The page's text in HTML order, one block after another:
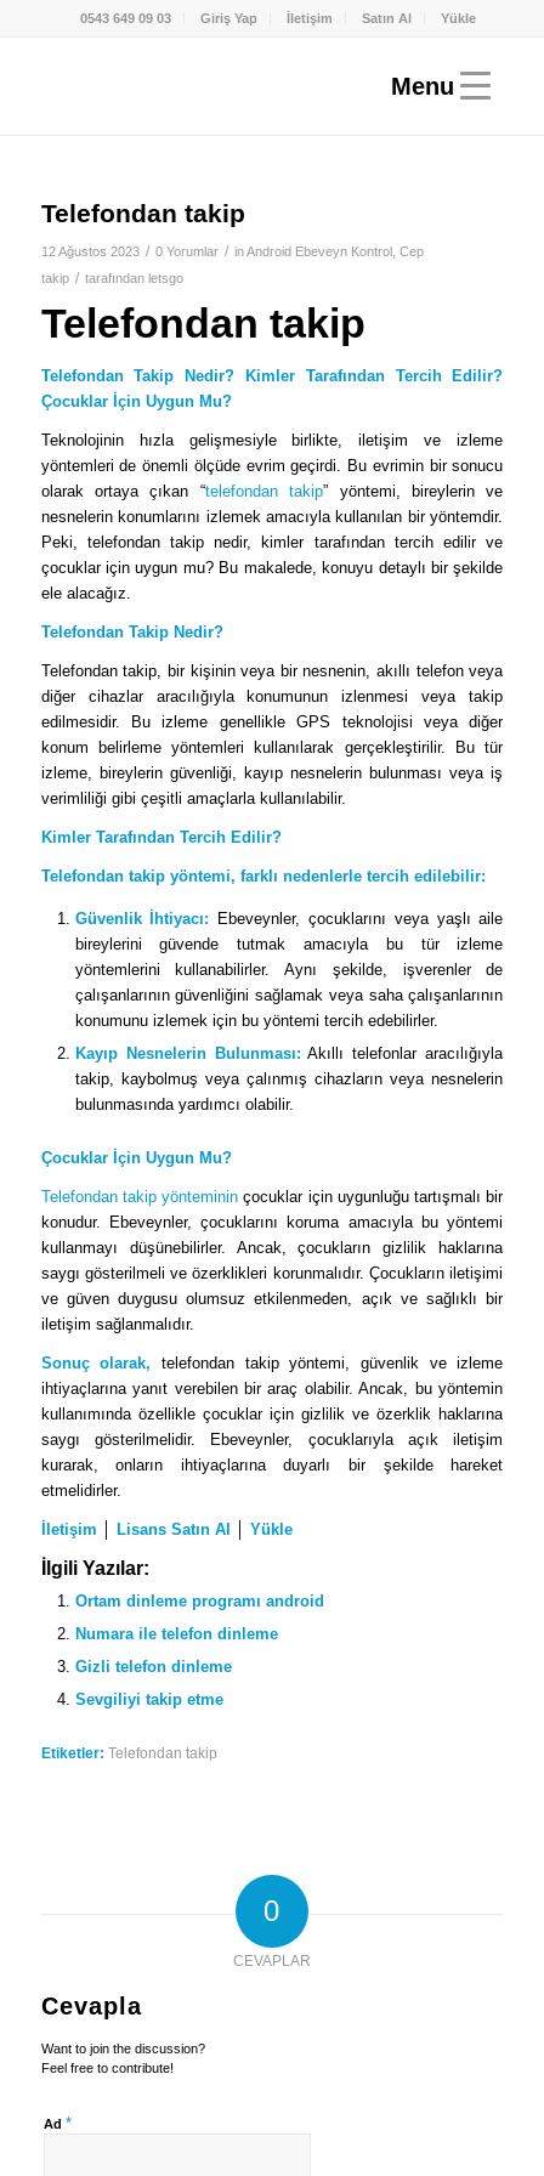
0543 649 09 03 Giriş Yap İletişim Satın Al Yükle
Telefondan takip
12 Ağustos 2023 / 0 Yorumlar / inAndroid Ebeveyn Kontrol, Cep
takip / tarafından letsgo
Telefondan takip
Telefondan Takip Nedir? Kimler Tarafından Tercih Edilir?
Çocuklar İçin Uygun Mu?
Teknolojinin hızla gelişmesiyle birlikte, iletişim ve izleme
yöntemleri de önemli ölçüde evrim geçirdi. Bu evrimin bir sonucu
olarak ortaya çıkan “telefondan takip” yöntemi, bireylerin ve
nesnelerin konumlarını izlemek amacıyla kullanılan bir yöntemdir.
Peki, telefondan takip nedir, kimler tarafından tercih edilir ve
çocuklar için uygun mu? Bu makalede, konuyu detaylı bir şekilde
ele alacağız.
Telefondan Takip Nedir?
Telefondan takip, bir kişinin veya bir nesnenin, akıllı telefon veya
diğer cihazlar aracılığıyla konumunun izlenmesi veya takip
edilmesidir. Bu izleme genellikle GPS teknolojisi veya diğer
konum belirleme yöntemleri kullanılarak gerçekleştirilir. Bu tür
izleme, bireylerin güvenliği, kayıp nesnelerin bulunması veya iş
verimliliği gibi çeşitli amaçlarla kullanılabilir.
Kimler Tarafından Tercih Edilir?
Telefondan takip yöntemi, farklı nedenlerle tercih edilebilir:
Güvenlik İhtiyacı: Ebeveynler, çocuklarını veya yaşlı aile
bireylerini güvende tutmak amacıyla bu tür izleme
yöntemlerini kullanabilirler. Aynı şekilde, işverenler de
çalışanlarının güvenliğini sağlamak veya saha çalışanlarının
konumunu izlemek için bu yöntemi tercih edebilirler.
Kayıp Nesnelerin Bulunması: Akıllı telefonlar aracılığıyla
takip, kaybolmuş veya çalınmış cihazların veya nesnelerin
bulunmasında yardımcı olabilir.
Çocuklar İçin Uygun Mu?
Telefondan takip yönteminin çocuklar için uygunluğu tartışmalı bir
konudur. Ebeveynler, çocuklarını koruma amacıyla bu yöntemi
kullanmayı düşünebilirler. Ancak, çocukların gizlilik haklarına
saygı gösterilmeli ve özerklikleri korunmalıdır. Çocukların iletişimi
ve güven duygusu olumsuz etkilenmeden, açık ve sağlıklı bir
iletişim sağlanmalıdır.
Sonuç olarak, telefondan takip yöntemi, güvenlik ve izleme
ihtiyaçlarına yanıt verebilen bir araç olabilir. Ancak, bu yöntemin
kullanımında özellikle çocuklar için gizlilik ve özerklik haklarına
saygı gösterilmelidir. Ebeveynler, çocuklarıyla açık iletişim
kurarak, onların ihtiyaçlarına duyarlı bir şekilde hareket
etmelidirler.
İletişim Lisans Satın Al Yükle
İlgili Yazılar:
Ortam dinleme programı android
Numara ile telefon dinleme
Gizli telefon dinleme
Sevgiliyi takip etme
Etiketler: Telefondan takip
0
CEVAPLAR
Cevapla
Want to join the discussion?
Feel free to contribute!
Ad *